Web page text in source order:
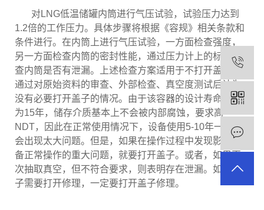
对LNG低温储罐内筒进行气压试验，试验压力达到
1.2倍的工作压力。具体步骤将根据《容规》相关条款和
条件进行。在内筒上进行气压试验，一方面检查强度，
另一方面检查内筒的密封性能，通过压力计上的标记检
查内筒是否有泄漏。上述检查方案适用于不打开盖子或
通过对原始资料的审查、外部检查、真空度测试后认为
没有必要打开盖子的情况。由于该容器的设计寿命一般
为15年，储存介质基本上不会被内部腐蚀，要求高
NDT，因此在正常使用情况下，设备使用5-10年一般不
会出现太大问题。但是，如果在操作过程中发现影响设
备正常操作的重大问题，就要打开盖子。或者，如果再
次抽取真空，但不符合要求，则表明存在泄漏。如果盖
子需要打开修理，一定要打开盖子修理。